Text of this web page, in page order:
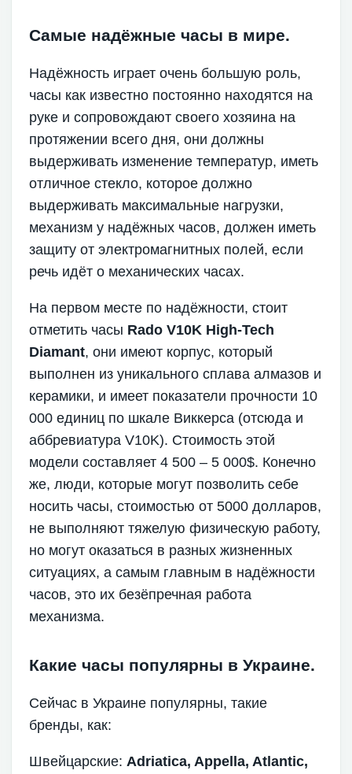
Самые надёжные часы в мире.
Надёжность играет очень большую роль,
часы как известно постоянно находятся на
руке и сопровождают своего хозяина на
протяжении всего дня, они должны
выдерживать изменение температур, иметь
отличное стекло, которое должно
выдерживать максимальные нагрузки,
механизм у надёжных часов, должен иметь
защиту от электромагнитных полей, если
речь идёт о механических часах.
На первом месте по надёжности, стоит
отметить часы Rado V10K High-Tech
Diamant, они имеют корпус, который
выполнен из уникального сплава алмазов и
керамики, и имеет показатели прочности 10
000 единиц по шкале Виккерса (отсюда и
аббревиатура V10K). Стоимость этой
модели составляет 4 500 – 5 000$. Конечно
же, люди, которые могут позволить себе
носить часы, стоимостью от 5000 долларов,
не выполняют тяжелую физическую работу,
но могут оказаться в разных жизненных
ситуациях, а самым главным в надёжности
часов, это их безёпречная работа
механизма.
Какие часы популярны в Украине.
Сейчас в Украине популярны, такие
бренды, как:
Швейцарские:Adriatica, Appella, Atlantic,